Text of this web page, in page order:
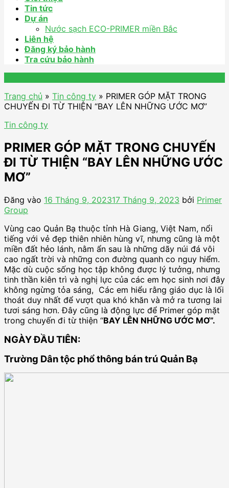
Tin tức
Dự án
Nước sạch ECO-PRIMER miền Bắc
Liên hệ
Đăng ký bảo hành
Tra cứu bảo hành
Trang chủ » Tin công ty » PRIMER GÓP MẶT TRONG
CHUYẾN ĐI TỪ THIỆN “BAY LÊN NHỮNG ƯỚC MƠ”
Tin công ty
PRIMER GÓP MẶT TRONG CHUYẾN
ĐI TỪ THIỆN “BAY LÊN NHỮNG ƯỚC
MƠ”
Đăng vào 16 Tháng 9, 202317 Tháng 9, 2023 bởi Primer
Group
Vùng cao Quản Bạ thuộc tỉnh Hà Giang, Việt Nam, nổi
tiếng với vẻ đẹp thiên nhiên hùng vĩ, nhưng cũng là một
miền đất hẻo lánh, nằm ẩn sau là những dãy núi đá vôi
cao ngất trời và những con đường quanh co nguy hiểm.
Mặc dù cuộc sống học tập không được lý tưởng, nhưng
tinh thần kiên trì và nghị lực của các em học sinh nơi đây
không ngừng tỏa sáng, Các em hiểu rằng giáo dục là lối
thoát duy nhất để vượt qua khó khăn và mở ra tương lai
tươi sáng hơn. Đây cũng là động lực để Primer góp mặt
trong chuyến đi từ thiện “BAY LÊN NHỮNG ƯỚC MƠ”.
NGÀY ĐẦU TIÊN:
Trường Dân tộc phổ thông bán trú Quản Bạ